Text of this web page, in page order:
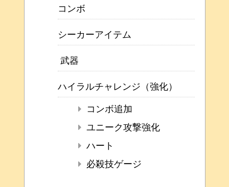
コンボ
シーカーアイテム
武器
ハイラルチャレンジ（強化）
コンボ追加
ユニーク攻撃強化
ハート
必殺技ゲージ